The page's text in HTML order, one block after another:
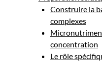
Construire la
complexes
concentration
Le rôle